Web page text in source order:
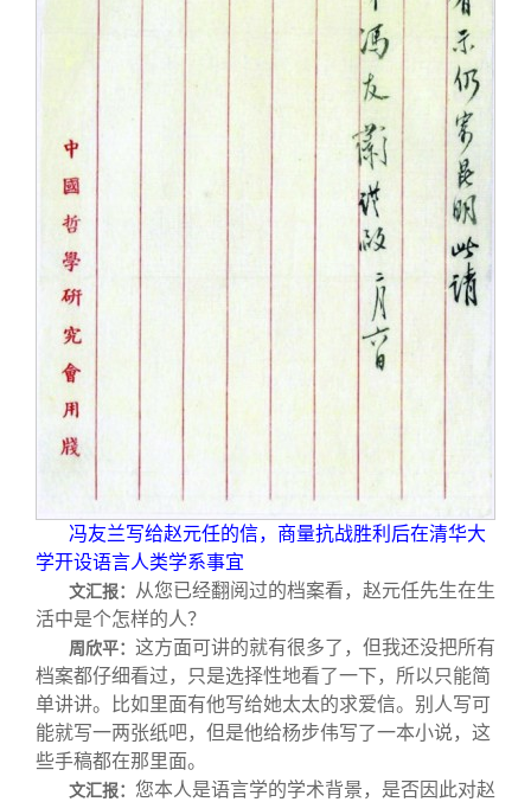
冯友兰写给赵元任的信，商量抗战胜利后在清华大
学开设语言人类学系事宜
文汇报：
从您已经翻阅过的档案看，赵元任先生在生
活中是个怎样的人？
周欣平： 这方面可讲的就有很多了，但我还没把所有
档案都仔细看过，只是选择性地看了一下，所以只能简
单讲讲。比如里面有他写给她太太的求爱信。别人写可
能就写一两张纸吧，但是他给杨步伟写了一本小说，这
些手稿都在那里面。
文汇报： 您本人是语言学的学术背景，是否因此对赵